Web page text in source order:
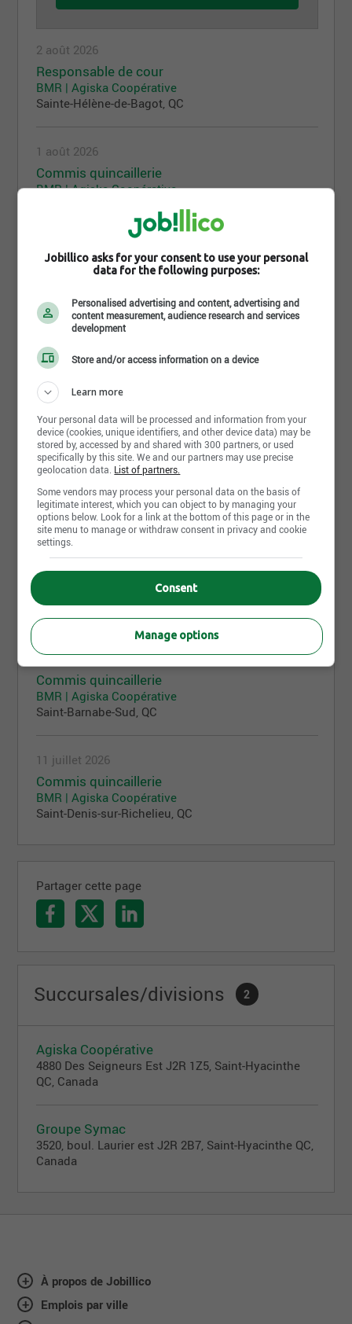
2 août 2026
Responsable de cour
BMR | Agiska Coopérative
Sainte-Hélène-de-Bagot, QC
1 août 2026
Commis quincaillerie
BMR | Agiska Coopérative
29 juillet 2026
Commis quincaillerie
Saint-Jean-Baptiste, QC
25 juillet 2026
BMR | Agiska Coopérative
Saint-Hyacinthe, QC
25 juillet 2026
Commis quincaillerie
BMR | Agiska Coopérative
Acton Vale, QC
25 juillet 2026
Commis quincaillerie
BMR | Agiska Coopérative
Saint-Denis-sur-Richelieu, QC
21 juillet 2026
Commis quincaillerie
BMR | Agiska Coopérative
Saint-Barnabe-Sud, QC
11 juillet 2026
Commis quincaillerie
BMR | Agiska Coopérative
Saint-Denis-sur-Richelieu, QC
Partager cette page
Succursales/divisions 2
Agiska Coopérative
4880 Des Seigneurs Est J2R 1Z5, Saint-Hyacinthe
QC, Canada
Groupe Symac
3520, boul. Laurier est J2R 2B7, Saint-Hyacinthe QC,
Canada
À propos de Jobillico
Emplois par ville
Jobillico asks for your consent to use your personal
data for the following purposes:
Personalised advertising and content, advertising and
content measurement, audience research and services
development
Store and/or access information on a device
Learn more
Your personal data will be processed and information from your
device (cookies, unique identifiers, and other device data) may be
stored by, accessed by and shared with 300 partners, or used
specifically by this site. We and our partners may use precise
geolocation data. List of partners.
Some vendors may process your personal data on the basis of
legitimate interest, which you can object to by managing your
options below. Look for a link at the bottom of this page or in the
site menu to manage or withdraw consent in privacy and cookie
settings.
Consent
Manage options